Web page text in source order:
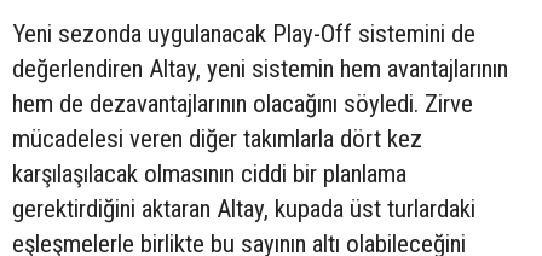
Yeni sezonda uygulanacak Play-Off sistemini de
değerlendiren Altay, yeni sistemin hem avantajlarının
hem de dezavantajlarının olacağını söyledi. Zirve
mücadelesi veren diğer takımlarla dört kez
karşılaşılacak olmasının ciddi bir planlama
gerektirdiğini aktaran Altay, kupada üst turlardaki
eşleşmelerle birlikte bu sayının altı olabileceğini